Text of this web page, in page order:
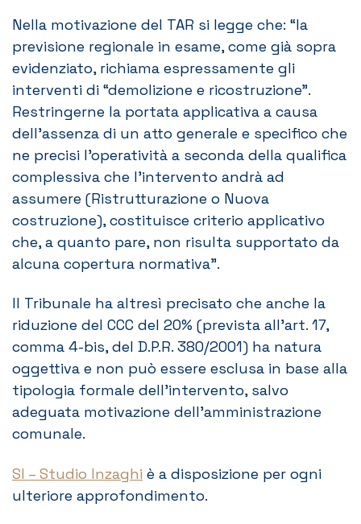
Nella motivazione del TAR si legge che: “la
previsione regionale in esame, come già sopra
evidenziato, richiama espressamente gli
interventi di “demolizione e ricostruzione”.
Restringerne la portata applicativa a causa
dell’assenza di un atto generale e specifico che
ne precisi l’operatività a seconda della qualifica
complessiva che l’intervento andrà ad
assumere (Ristrutturazione o Nuova
costruzione), costituisce criterio applicativo
che, a quanto pare, non risulta supportato da
alcuna copertura normativa”.
Il Tribunale ha altresì precisato che anche la
riduzione del CCC del 20% (prevista all’art. 17,
comma 4-bis, del D.P.R. 380/2001) ha natura
oggettiva e non può essere esclusa in base alla
tipologia formale dell’intervento, salvo
adeguata motivazione dell’amministrazione
comunale.
SI – Studio Inzaghi è a disposizione per ogni
ulteriore approfondimento.